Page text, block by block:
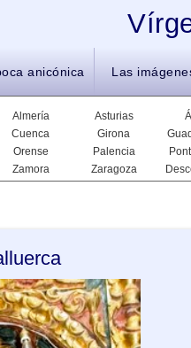
anicónica Las
Almería Asturias
Cuenca Girona
Orense Palencia
Zamora Zaragoza